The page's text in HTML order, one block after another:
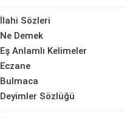
İlahi Sözleri
Ne Demek
Eş Anlamlı Kelimeler
Eczane
Bulmaca
Deyimler Sözlüğü